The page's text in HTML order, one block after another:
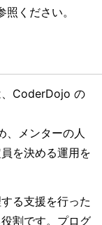
照ください。
、CoderDojo の
メンターの人
を決める運用を
る支援を行った
割です。プログ